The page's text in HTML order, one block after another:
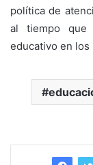
política de
al tiempo que
educativo en los